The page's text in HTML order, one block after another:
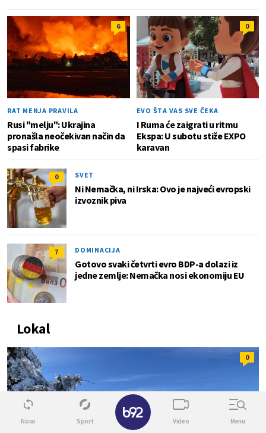
6
RAT MENJA PRAVILA
Rusi "melju": Ukrajina
pronašla neočekivan način da
spasi fabrike
0
EVO ŠTA VAS SVE ČEKA
I Ruma će zaigrati u ritmu
Ekspa: U subotu stiže EXPO
karavan
0 SVET
Ni Nemačka, ni Irska: Ovo je najveći evropski
izvoznik piva
7 DOMINACIJA
Gotovo svaki četvrti evro BDP-a dolazi iz
jedne zemlje: Nemačka nosi ekonomiju EU
Lokal
0
Novo Sport Video Menu
✕